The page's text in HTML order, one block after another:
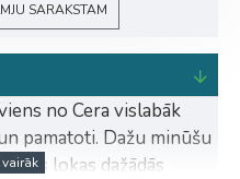
SARAKSTAM
no Cera vislabāk
pamatoti. Dažu minūšu
lokas dažādās